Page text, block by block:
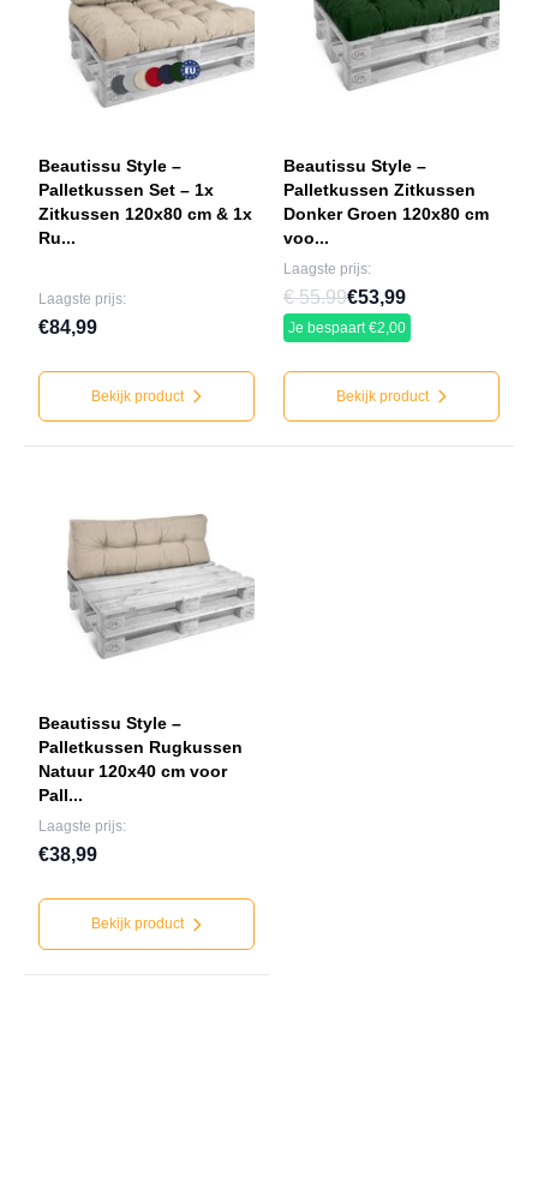
Beautissu Style –
Palletkussen Set – 1x
Zitkussen 120x80 cm & 1x
Ru...
Laagste prijs:
€84,99
Bekijk product
Beautissu Style –
Palletkussen Zitkussen
Donker Groen 120x80 cm
voo...
Laagste prijs:
€ 55.99€53,99
Je bespaart €2,00
Bekijk product
Beautissu Style –
Palletkussen Rugkussen
Natuur 120x40 cm voor
Pall...
Laagste prijs:
€38,99
Bekijk product